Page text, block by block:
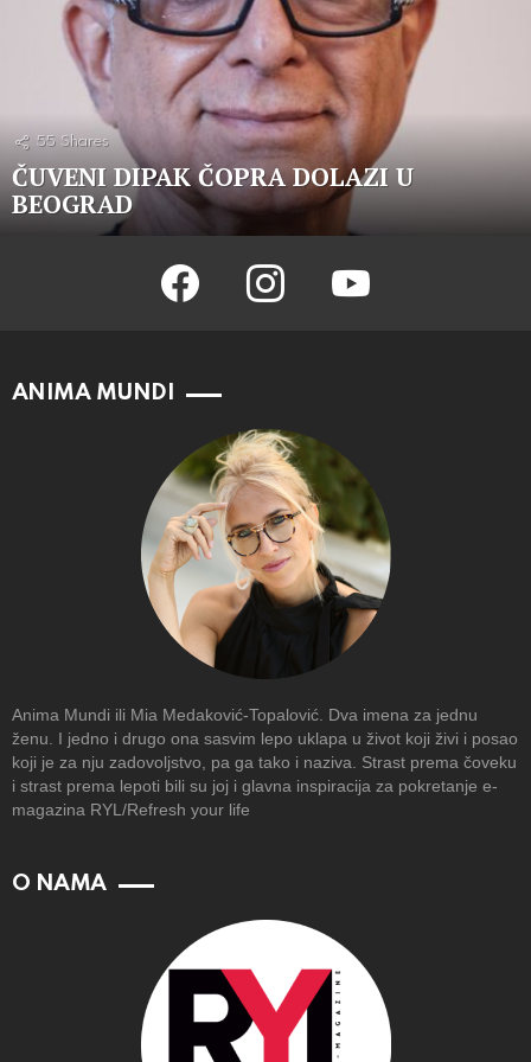
55 Shares
ČUVENI DIPAK ČOPRA DOLAZI U
BEOGRAD
facebook instagram youtube
ANIMA MUNDI
Anima Mundi ili Mia Medaković-Topalović. Dva imena za jednu
ženu. I jedno i drugo ona sasvim lepo uklapa u život koji živi i posao
koji je za nju zadovoljstvo, pa ga tako i naziva. Strast prema čoveku
i strast prema lepoti bili su joj i glavna inspiracija za pokretanje e-
magazina RYL/Refresh your life
O NAMA